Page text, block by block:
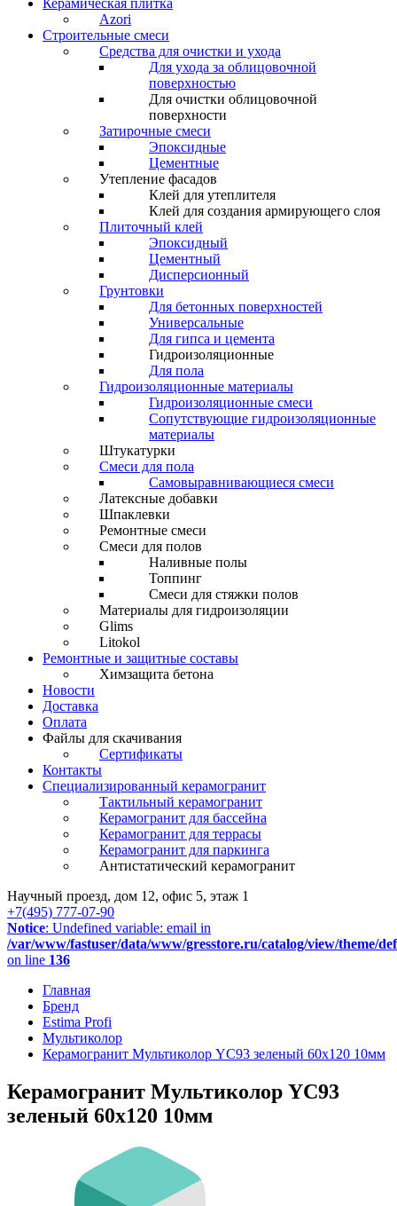
Керамическая плитка
Azori
Строительные смеси
Средства для очистки и ухода
Для ухода за облицовочной
поверхностью
Для очистки облицовочной
поверхности
Затирочные смеси
Эпоксидные
Цементные
Утепление фасадов
Клей для утеплителя
Клей для создания армирующего слоя
Плиточный клей
Эпоксидный
Цементный
Дисперсионный
Грунтовки
Для бетонных поверхностей
Универсальные
Для гипса и цемента
Гидроизоляционные
Для пола
Гидроизоляционные материалы
Гидроизоляционные смеси
Сопутствующие гидроизоляционные
материалы
Штукатурки
Смеси для пола
Самовыравнивающиеся смеси
Латексные добавки
Шпаклевки
Ремонтные смеси
Смеси для полов
Наливные полы
Топпинг
Смеси для стяжки полов
Материалы для гидроизоляции
Glims
Litokol
Ремонтные и защитные составы
Химзащита бетона
Новости
Доставка
Оплата
Файлы для скачивания
Сертификаты
Контакты
Специализированный керамогранит
Тактильный керамогранит
Керамогранит для бассейна
Керамогранит для террасы
Керамогранит для паркинга
Антистатический керамогранит
Научный проезд, дом 12, офис 5, этаж 1
+7(495) 777-07-90
Notice: Undefined variable: email in
/var/www/fastuser/data/www/gresstore.ru/catalog/view/theme/
on line 136
Главная
Бренд
Estima Profi
Мультиколор
Керамогранит Мультиколор YC93 зеленый 60x120 10мм
Керамогранит Мультиколор YC93
зеленый 60x120 10мм